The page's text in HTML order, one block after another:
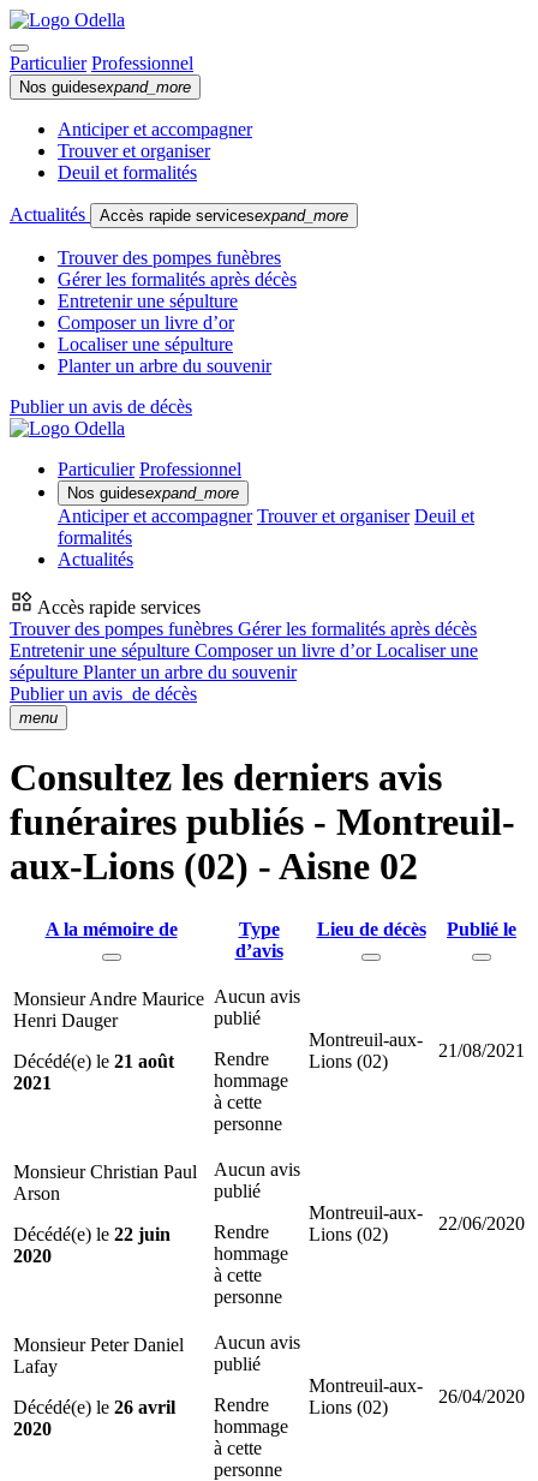
Particulier Professionnel
Nos guidesexpand_more
Anticiper et accompagner
Trouver et organiser
Deuil et formalités
Actualités Accès rapide servicesexpand_more
Trouver des pompes funèbres
Gérer les formalités après décès
Entretenir une sépulture
Composer un livre d’or
Localiser une sépulture
Planter un arbre du souvenir
Publier un avis de décès
Particulier Professionnel
Nos guidesexpand_more
Anticiper et accompagner Trouver et organiser Deuil et
formalités
Actualités
Accès rapide services
Trouver des pompes funèbres Gérer les formalités après décès
Entretenir une sépulture Composer un livre d’orLocaliser une
sépulture Planter un arbre du souvenir
Publier un avis de décès
menu
Consultez les derniers avis
funéraires publiés - Montreuil-
aux-Lions (02) - Aisne 02
A la mémoire de
Type
d’avis
Lieu de décès Publié le
Monsieur Andre Maurice
Henri Dauger
Décédé(e) le 21 août
2021
Aucun avis
publié
Rendre
hommage
à cette
personne
Montreuil-aux-
Lions (02)
21/08/2021
Monsieur Christian Paul
Arson
Décédé(e) le 22 juin
2020
Aucun avis
publié
Rendre
hommage
à cette
personne
Montreuil-aux-
Lions (02)
22/06/2020
Monsieur Peter Daniel
Lafay
Décédé(e) le 26 avril
2020
Aucun avis
publié
Rendre
hommage
à cette
personne
Montreuil-aux-
Lions (02)
26/04/2020